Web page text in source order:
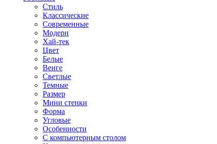
Стиль
Классические
Современные
Модерн
Хай-тек
Цвет
Белые
Венге
Светлые
Темные
Размер
Мини стенки
Форма
Угловые
Особенности
С компьютерным столом